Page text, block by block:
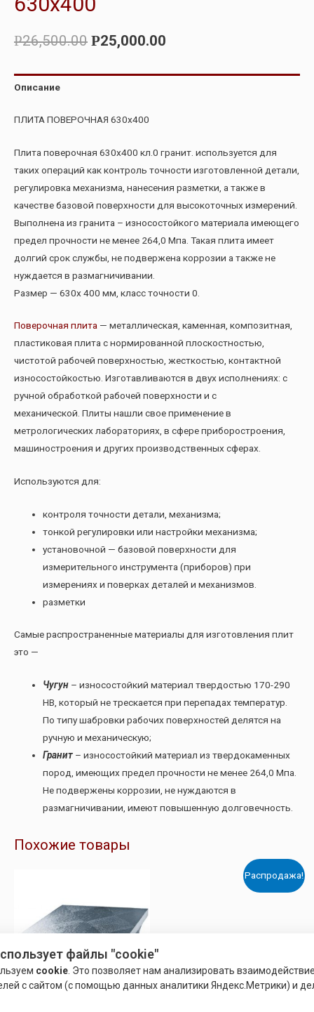
Р26,500.00 Р25,000.00
Описание
ПЛИТА ПОВЕРОЧНАЯ 630х400
Плита поверочная 630х400 кл.0 гранит. используется для
таких операций как контроль точности изготовленной детали,
регулировка механизма, нанесения разметки, а также в
качестве базовой поверхности для высокоточных измерений.
Выполнена из гранита – износостойкого материала имеющего
предел прочности не менее 264,0 Мпа. Такая плита имеет
долгий срок службы, не подвержена коррозии а также не
нуждается в размагничивании.
Размер — 630х 400 мм, класс точности 0.
Поверочная плита — металлическая, каменная, композитная,
пластиковая плита с нормированной плоскостностью,
чистотой рабочей поверхностью, жесткостью, контактной
износостойкостью. Изготавливаются в двух исполнениях: с
ручной обработкой рабочей поверхности и с
механической. Плиты нашли свое применение в
метрологических лабораториях, в сфере приборостроения,
машиностроения и других производственных сферах.
Используются для:
контроля точности детали, механизма;
тонкой регулировки или настройки механизма;
установочной — базовой поверхности для
измерительного инструмента (приборов) при
измерениях и поверках деталей и механизмов.
разметки
Самые распространенные материалы для изготовления плит
это —
Чугун – износостойкий материал твердостью 170-290
HB, который не трескается при перепадах температур.
По типу шабровки рабочих поверхностей делятся на
ручную и механическую;
Гранит – износостойкий материал из твердокаменных
пород, имеющих предел прочности не менее 264,0 Мпа.
Не подвержены коррозии, не нуждаются в
размагничивании, имеют повышенную долговечность.
Похожие товары
Распродажа!
файлы "cookie"
cookie . Это позволяет нам анализировать
с сайтом (с помощью данных аналитики Яндекс.Метрики) и